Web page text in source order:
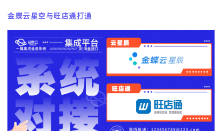
金蝶云星空与旺店通打通